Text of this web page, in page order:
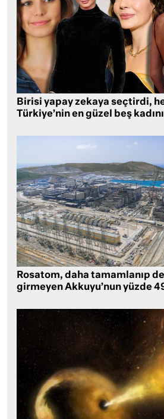
Birisi yapay zekaya seçtirdi,
Türkiye’nin en güzel beş kadını
Rosatom, daha tamamlanıp
girmeyen Akkuyu’nun yüzde